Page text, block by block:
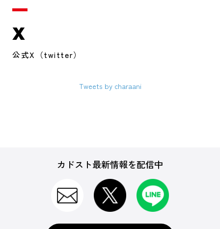
X
公式X（twitter）
Tweets by charaani
カドスト最新情報を配信中